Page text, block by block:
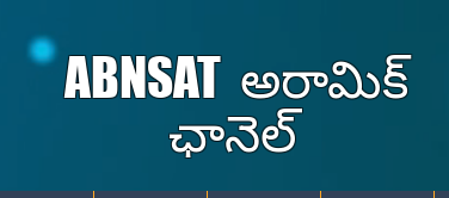
ABNSAT అరామిక్
ఛానెల్